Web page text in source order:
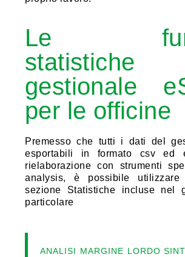
Le
gestionale
per le officine
Premesso che tutti i dati del
esportabili in formato csv ed
rielaborazione con strumenti
analysis, è possibile
sezione Statistiche incluse nel
particolare
ANALISI MARGINE LORDO